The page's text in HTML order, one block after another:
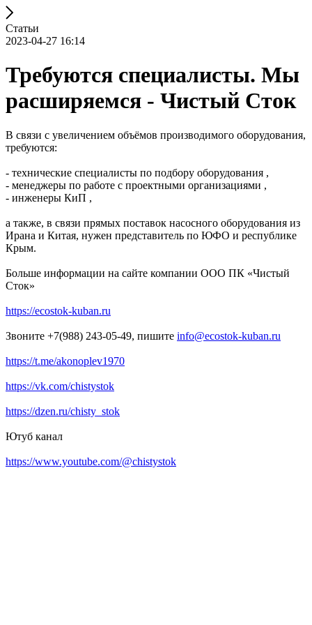
Статьи
2023-04-27 16:14
Требуются специалисты. Мы
расширяемся - Чистый Сток
В связи с увеличением объёмов производимого оборудования,
требуются:
- технические специалисты по подбору оборудования ,
- менеджеры по работе с проектными организациями ,
- инженеры КиП ,
а также, в связи прямых поставок насосного оборудования из
Ирана и Китая, нужен представитель по ЮФО и республике
Крым.
Больше информации на сайте компании ООО ПК «Чистый
Сток»
https://ecostok-kuban.ru
Звоните +7(988) 243-05-49, пишите info@ecostok-kuban.ru
https://t.me/akonoplev1970
https://vk.com/chistystok
https://dzen.ru/chisty_stok
Ютуб канал
https://www.youtube.com/@chistystok